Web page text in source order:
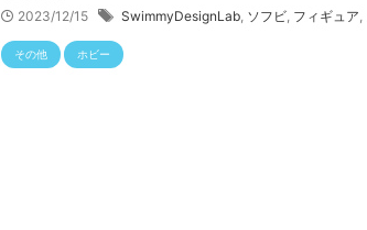
2023/12/15 SwimmyDesignLab, ソフビ, フィギュア,
その他 ホビー